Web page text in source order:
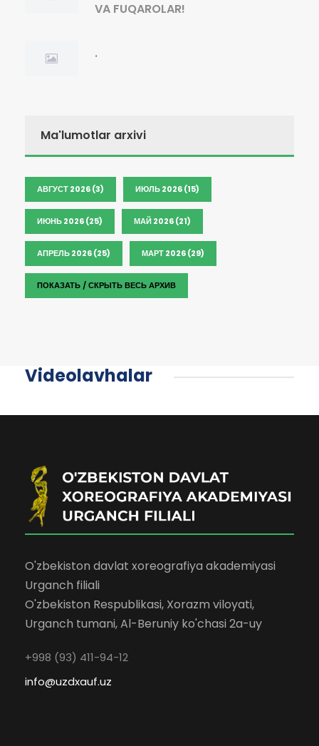
VA FUQAROLAR!
.
Ma'lumotlar arxivi
АВГУСТ 2026 (3) ИЮЛЬ 2026 (15)
ИЮНЬ 2026 (25) МАЙ 2026 (21)
АПРЕЛЬ 2026 (25) МАРТ 2026 (29)
ПОКАЗАТЬ / СКРЫТЬ ВЕСЬ АРХИВ
Videolavhalar
O'zbekiston davlat xoreografiya akademiyasi
Urganch filiali
O'zbekiston Respublikasi, Xorazm viloyati,
Urganch tumani, Al-Beruniy ko'chasi 2a-uy
+998 (93) 411-94-12
info@uzdxauf.uz